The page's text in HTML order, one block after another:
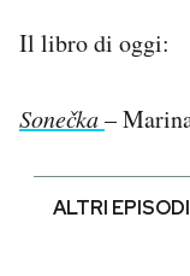
AREA
Entra
Il libro di oggi:
Sonečka–
ALTRI EPISODI